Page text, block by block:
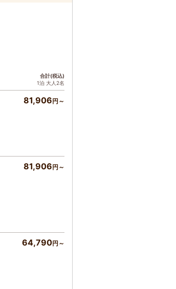
合計(税込)
1泊 大人2名
81,906円～
81,906円～
64,790円～